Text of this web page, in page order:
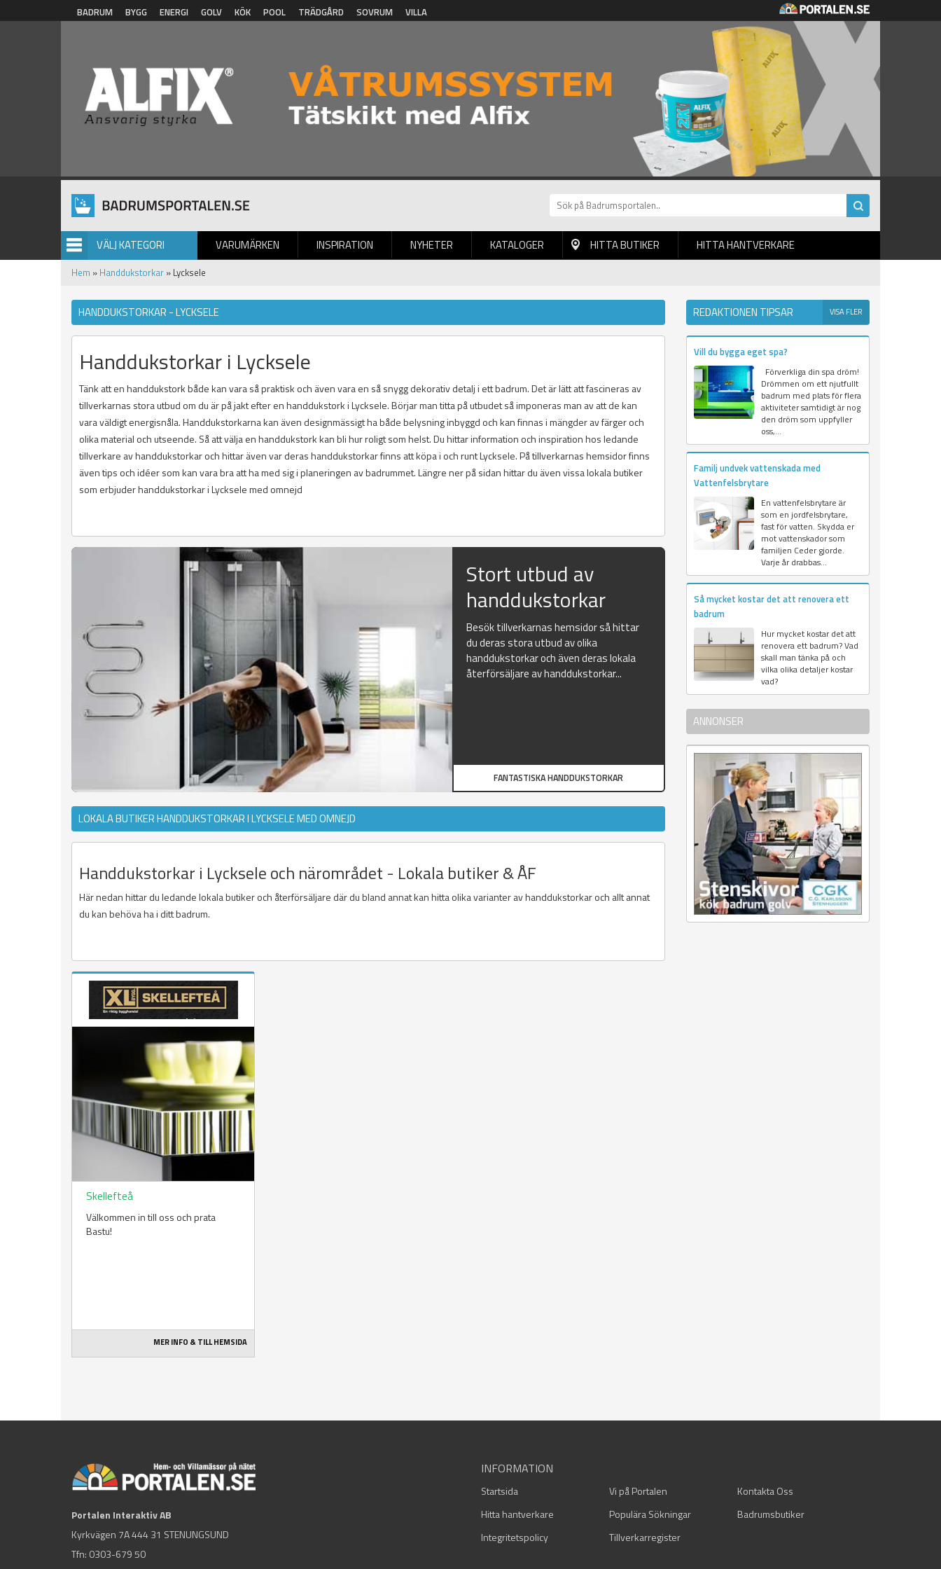
Hoppa till huvudinnehåll
BADRUM BYGG ENERGI GOLV KÖK POOL TRÄDGÅRD SOVRUM VILLA
VÄLJ KATEGORI VARUMÄRKEN INSPIRATION NYHETER
BILDGALLERI KATALOGER HITTA BUTIKER HITTA HANTVERKARE
Hem » Handdukstorkar » Lycksele
HANDDUKSTORKAR - LYCKSELE
Handdukstorkar i Lycksele
Tänk att en handdukstork både kan vara så praktisk och även vara en så snygg dekorativ detalj i ett badrum. Det är lätt att fascineras av
tillverkarnas stora utbud om du är på jakt efter en handdukstork i Lycksele. Börjar man titta på utbudet så imponeras man av att de kan
vara väldigt energisnåla. Handdukstorkarna kan även designmässigt ha både belysning inbyggd och kan finnas i mängder av färger och
olika material och utseende. Så att välja en handdukstork kan bli hur roligt som helst. Du hittar information och inspiration hos ledande
tillverkare av handdukstorkar och hittar även var deras handdukstorkar finns att köpa i och runt Lycksele. På tillverkarnas hemsidor finns
även tips och idéer som kan vara bra att ha med sig i planeringen av badrummet. Längre ner på sidan hittar du även vissa lokala butiker
som erbjuder handdukstorkar i Lycksele med omnejd
Stort utbud av
handdukstorkar
Besök tillverkarnas hemsidor så hittar
du deras stora utbud av olika
handdukstorkar och även deras lokala
återförsäljare av handdukstorkar...
FANTASTISKA HANDDUKSTORKAR
LOKALA BUTIKER HANDDUKSTORKAR I LYCKSELE MED OMNEJD
Handdukstorkar i Lycksele och närområdet - Lokala butiker & ÅF
Här nedan hittar du ledande lokala butiker och återförsäljare där du bland annat kan hitta olika varianter av handdukstorkar och allt annat
du kan behöva ha i ditt badrum.
Skellefteå
Välkommen in till oss och prata
Bastu!
MER INFO & TILL HEMSIDA
REDAKTIONEN TIPSAR VISA FLER
Vill du bygga eget spa?
Förverkliga din spa dröm!
Drömmen om ett njutfullt
badrum med plats för flera
aktiviteter samtidigt är nog
den dröm som uppfyller
oss,...
Familj undvek vattenskada med
Vattenfelsbrytare
En vattenfelsbrytare är
som en jordfelsbrytare,
fast för vatten. Skydda er
mot vattenskador som
familjen Ceder gjorde.
Varje år drabbas...
Så mycket kostar det att renovera ett
badrum
Hur mycket kostar det att
renovera ett badrum? Vad
skall man tänka på och
vilka olika detaljer kostar
vad?
ANNONSER
Portalen Interaktiv AB
Kyrkvägen 7A 444 31 STENUNGSUND
Tfn: 0303-679 50
INFORMATION
Startsida Vi på Portalen
Kontakta Oss
Hitta hantverkare
Populära Sökningar
Badrumsbutiker
Integritetspolicy
Tillverkarregister